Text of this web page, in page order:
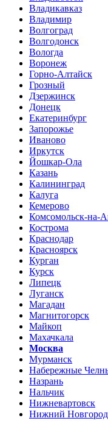
Владикавказ
Владимир
Волгоград
Волгодонск
Вологда
Воронеж
Горно-Алтайск
Грозный
Дзержинск
Донецк
Екатеринбург
Запорожье
Иваново
Иркутск
Йошкар-Ола
Казань
Калининград
Калуга
Кемерово
Комсомольск-на-
Кострома
Краснодар
Красноярск
Курган
Курск
Липецк
Луганск
Магадан
Магнитогорск
Майкоп
Махачкала
Москва
Мурманск
Набережные
Назрань
Нальчик
Нижневартовск
Нижний Новгород